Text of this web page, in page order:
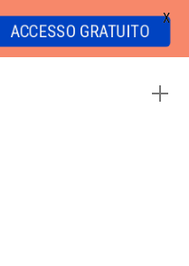
ACCESSO GRATUITO
X